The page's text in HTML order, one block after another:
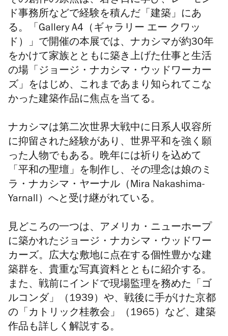
ド事務所などで経験を積んだ「建築」にあ
る。「Gallery A4（ギャラリー エー クワッ
ド）」で開催の本展では、ナカシマが約30年
をかけて家族とともに築き上げた仕事と生活
の場「ジョージ・ナカシマ・ウッドワーカー
ズ」をはじめ、これまであまり知られてこな
かった建築作品に焦点を当てる。
ナカシマは第二次世界大戦中に日系人収容所
に抑留された経験があり、世界平和を強く願
った人物でもある。晩年には祈りを込めて
「平和の聖壇」を制作し、その理念は娘のミ
ラ・ナカシマ・ヤーナル（ Mira Nakashima-
Yarnall ） へと受け継がれている。
見どころの一つは、アメリカ・ニューホープ
に築かれたジョージ・ナカシマ・ウッドワー
カーズ。広大な敷地に点在する個性豊かな建
築群を、貴重な写真資料とともに紹介する。
また、戦前にインドで現場監理を務めた「ゴ
ルコンダ」（1939）や、戦後に手がけた京都
の「カトリック桂教会」（1965）など、建築
作品も詳しく解説する。